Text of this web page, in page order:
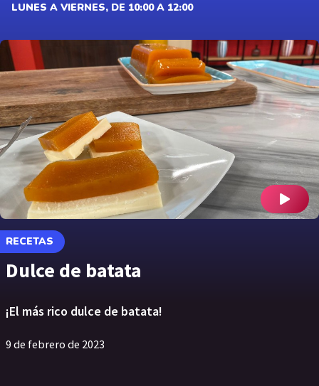
LUNES A VIERNES, DE 10:00 A 12:00
RECETAS
Dulce de batata
¡El más rico dulce de batata!
9 de febrero de 2023